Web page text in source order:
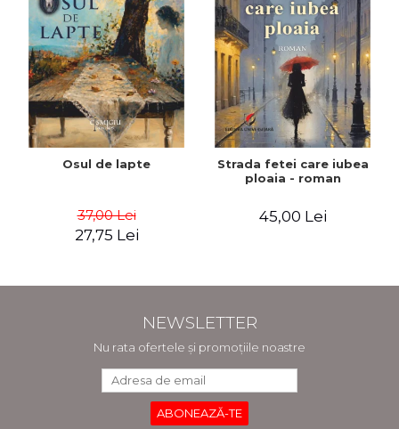
Osul de lapte
37,00 Lei
27,75 Lei
Strada fetei care iubea
ploaia - roman
45,00 Lei
NEWSLETTER
Nu rata ofertele și promoțiile noastre